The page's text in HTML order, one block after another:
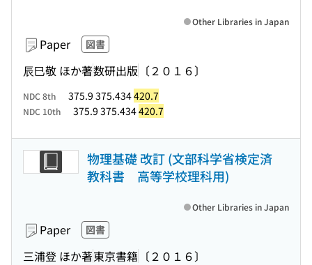
Paper 図書
辰巳敬 ほか著数研出版 〔２０１６〕
Other Libraries in Japan
NDC 8th 375.9 375.434420.7
NDC 10th 375.9 375.434420.7
物理基礎 改訂 (文部科学省検定済
教科書 高等学校理科用)
Paper 図書
三浦登 ほか著東京書籍 〔２０１６〕
Other Libraries in Japan